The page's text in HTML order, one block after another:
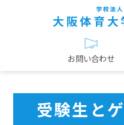
お問い合わせ
受験生と